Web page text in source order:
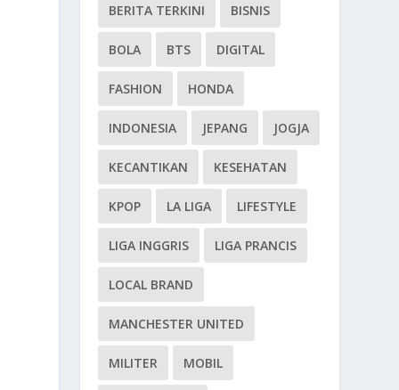
BERITA TERKINI BISNIS
BOLA BTS DIGITAL
FASHION HONDA
INDONESIA JEPANG JOGJA
KECANTIKAN KESEHATAN
KPOP LA LIGA LIFESTYLE
LIGA INGGRIS LIGA PRANCIS
LOCAL BRAND
MANCHESTER UNITED
MILITER MOBIL